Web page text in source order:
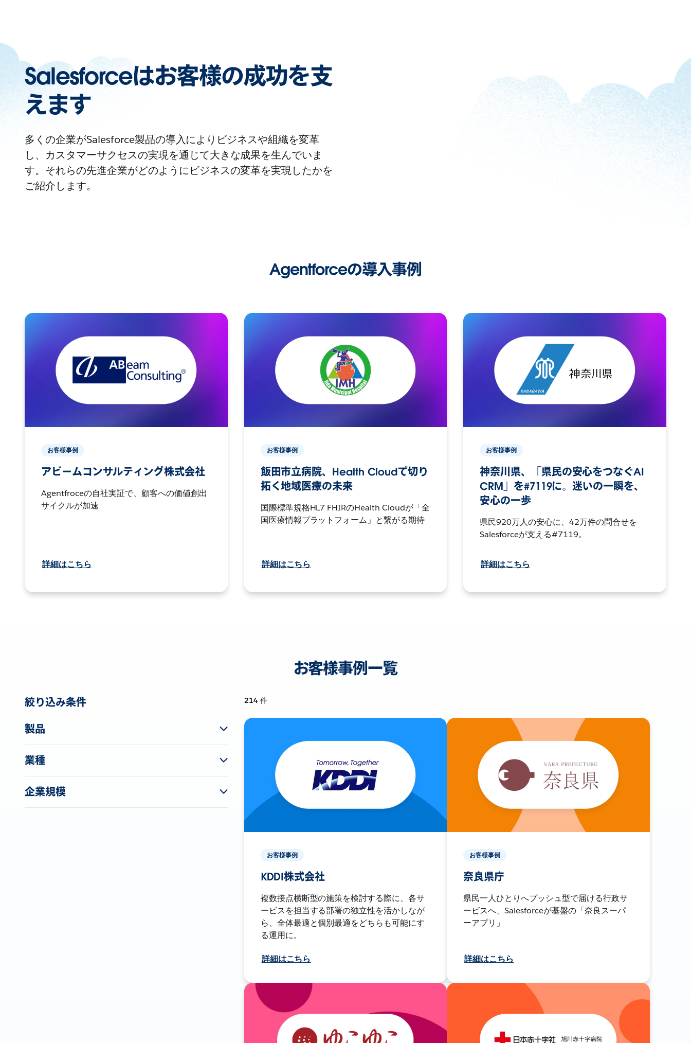
Salesforceはお客様の成功を支
えます
多くの企業がSalesforce製品の導入によりビジネスや組織を変革
し、カスタマーサクセスの実現を通じて大きな成果を生んでいま
す。それらの先進企業がどのようにビジネスの変革を実現したかを
ご紹介します。
Agentforceの導入事例
お客様事例
アビームコンサルティング株式会社
Agentfroceの自社実証で、顧客への価値創出
サイクルが加速
詳細はこちら
お客様事例
飯田市立病院、Health Cloudで切り
拓く地域医療の未来
国際標準規格HL7 FHIRのHealth Cloudが「全
国医療情報プラットフォーム」と繋がる期待
詳細はこちら
お客様事例
神奈川県、「県民の安心をつなぐAI
CRM」を#7119に。迷いの一瞬を、
安心の一歩
県民920万人の安心に、42万件の問合せを
Salesforceが支える#7119。
詳細はこちら
お客様事例一覧
絞り込み条件
製品
業種
企業規模
214 件
お客様事例
KDDI株式会社
複数接点横断型の施策を検討する際に、各サ
ービスを担当する部署の独立性を活かしなが
ら、全体最適と個別最適をどちらも可能にす
る運用に。
詳細はこちら
お客様事例
奈良県庁
県民一人ひとりへプッシュ型で届ける行政サ
ービスへ、Salesforceが基盤の「奈良スーパ
ーアプリ」
詳細はこちら